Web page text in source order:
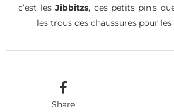
c’est lesJibbitzs, ces petits pin’s
les trous des chaussures pour
Share